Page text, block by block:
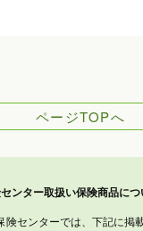
ページTOPへ
ンター取扱い保険商品につ
険センターでは、下記に掲